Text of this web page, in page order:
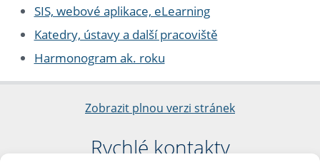
SIS, webové aplikace, eLearning
Katedry, ústavy a další pracoviště
Harmonogram ak. roku
Zobrazit plnou verzi stránek
Rychlé kontakty